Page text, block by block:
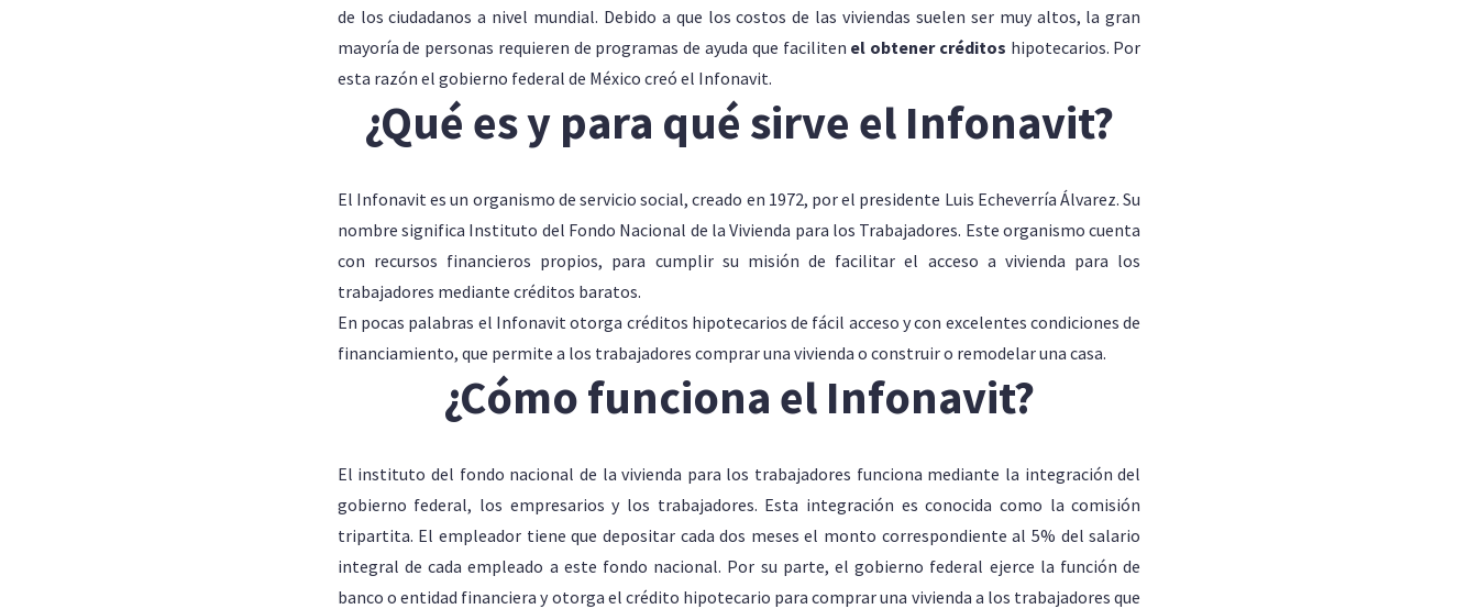
de los ciudadanos a nivel mundial. Debido a que los costos de las viviendas suelen ser muy altos, la gran
mayoría de personas requieren de programas de ayuda que faciliten el obtener créditos hipotecarios. Por
esta razón el gobierno federal de México creó el Infonavit.
¿Qué es y para qué sirve el Infonavit?
El Infonavit es un organismo de servicio social, creado en 1972, por el presidente Luis Echeverría Álvarez. Su
nombre significa Instituto del Fondo Nacional de la Vivienda para los Trabajadores. Este organismo cuenta
con recursos financieros propios, para cumplir su misión de facilitar el acceso a vivienda para los
trabajadores mediante créditos baratos.
En pocas palabras el Infonavit otorga créditos hipotecarios de fácil acceso y con excelentes condiciones de
financiamiento, que permite a los trabajadores comprar una vivienda o construir o remodelar una casa.
¿Cómo funciona el Infonavit?
El instituto del fondo nacional de la vivienda para los trabajadores funciona mediante la integración del
gobierno federal, los empresarios y los trabajadores. Esta integración es conocida como la comisión
tripartita. El empleador tiene que depositar cada dos meses el monto correspondiente al 5% del salario
integral de cada empleado a este fondo nacional. Por su parte, el gobierno federal ejerce la función de
banco o entidad financiera y otorga el crédito hipotecario para comprar una vivienda a los trabajadores que